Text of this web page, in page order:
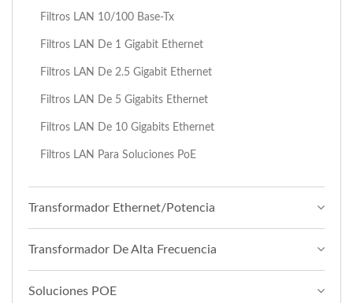
Filtros LAN 10/100 Base-Tx
Filtros LAN De 1 Gigabit Ethernet
Filtros LAN De 2.5 Gigabit Ethernet
Filtros LAN De 5 Gigabits Ethernet
Filtros LAN De 10 Gigabits Ethernet
Filtros LAN Para Soluciones PoE
Transformador Ethernet/Potencia
Transformador De Alta Frecuencia
Soluciones POE